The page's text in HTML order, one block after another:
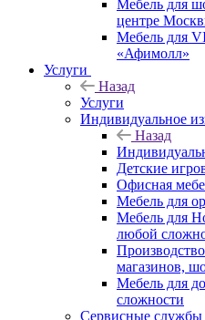
Мебель для
центре
Мебель для
«Афимолл»
Услуги
Назад
Услуги
Индивидуальное
Назад
Детские
Офисная
Мебель для
Мебель для
любой
магазинов,
Мебель для
сложности
Сервисные службы